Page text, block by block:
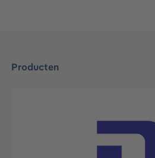
Producten
Afbeeldingengalerij overslaan